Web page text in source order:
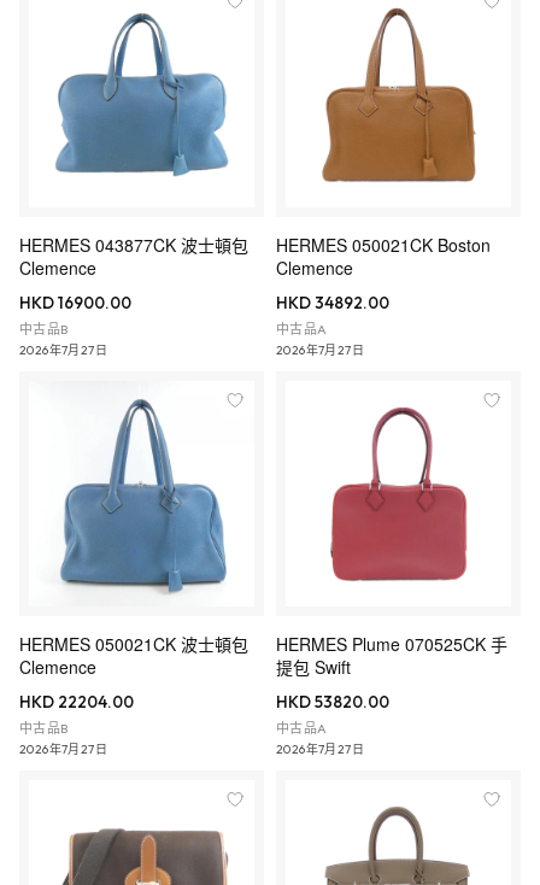
HERMES 043877CK 波士頓包
Clemence
HKD 16900.00
中古品B
2026年7月27日
HERMES 050021CK Boston
Clemence
HKD 34892.00
中古品A
2026年7月27日
HERMES 050021CK 波士頓包
Clemence
HKD 22204.00
中古品B
2026年7月27日
HERMES Plume 070525CK 手
提包 Swift
HKD 53820.00
中古品A
2026年7月27日